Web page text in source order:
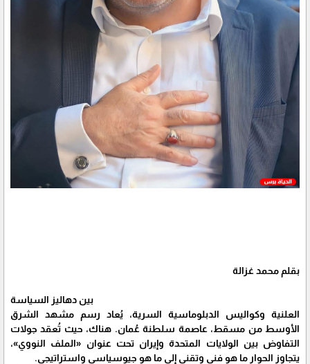
بقلم محمد غزالة
بين دهاليز السياسة
العلنية وكواليس الدبلوماسية السرية، يُعاد رسم مشهد الشرق
الأوسط من مسقط، عاصمة سلطنة عُمان. هناك، حيث تُعقد جولات
التفاوض بين الولايات المتحدة وإيران تحت عنوان «الملف النووي»،
يتجاوز الحوار ما هو فني وتقني إلى ما هو جيوسياسي واستراتيجي.